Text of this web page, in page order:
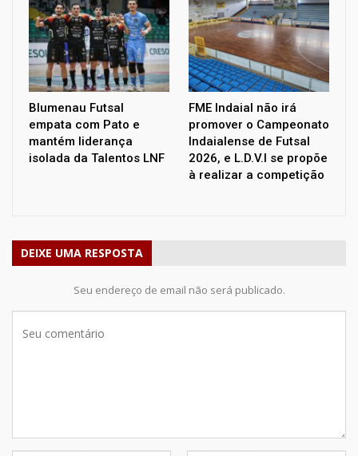
Blumenau Futsal
empata com Pato e
mantém liderança
isolada da Talentos LNF
FME Indaial não irá
promover o Campeonato
Indaialense de Futsal
2026, e L.D.V.I se propõe
à realizar a competição
DEIXE UMA RESPOSTA
Seu endereço de email não será publicado.